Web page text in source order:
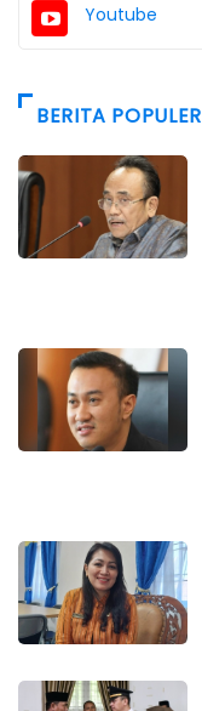
Youtube
BERITA POPULER